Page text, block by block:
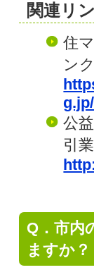
関連リ
住
ンク
公
引
Q．市内
ますか？